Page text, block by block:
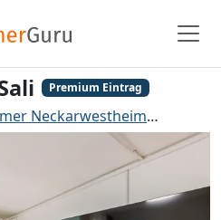
Premium Eintrag
Neckarwestheim